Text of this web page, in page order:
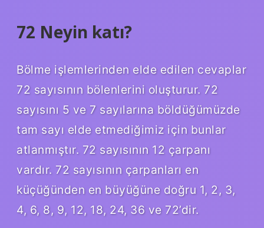
72 Neyin katı?
Bölme işlemlerinden elde edilen cevaplar
72 sayısının bölenlerini oluşturur. 72
sayısını 5 ve 7 sayılarına böldüğümüzde
tam sayı elde etmediğimiz için bunlar
atlanmıştır. 72 sayısının 12 çarpanı
vardır. 72 sayısının çarpanları en
küçüğünden en büyüğüne doğru 1, 2, 3,
4, 6, 8, 9, 12, 18, 24, 36 ve 72’dir.